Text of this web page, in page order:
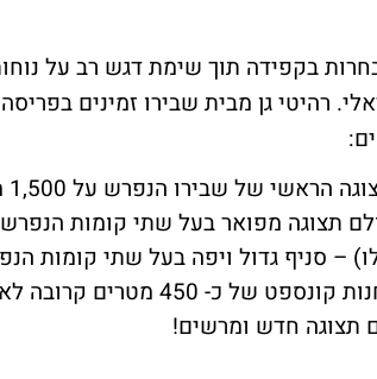
בקפידה תוך שימת דגש רב על
רהיטי גן מבית שבירו זמינים